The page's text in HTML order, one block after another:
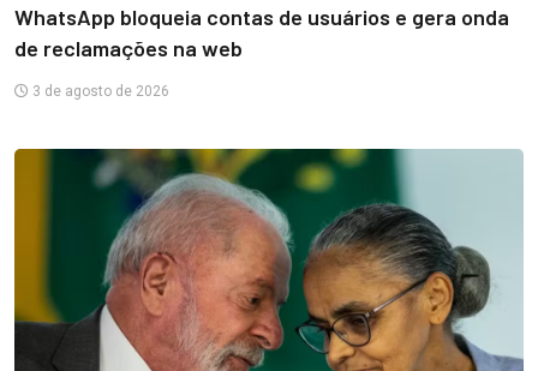
WhatsApp bloqueia contas de usuários e gera onda
de reclamações na web
3 de agosto de 2026